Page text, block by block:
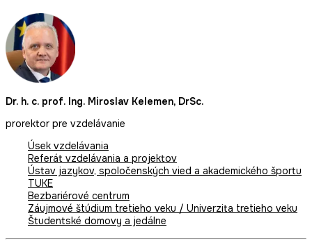
Dr. h. c. prof. Ing. Miroslav Kelemen, DrSc.
prorektor pre vzdelávanie
Úsek vzdelávania
Referát vzdelávania a projektov
Ústav jazykov, spoločenských vied a akademického športu
TUKE
Bezbariérové centrum
Záujmové štúdium tretieho veku / Univerzita tretieho veku
Študentské domovy a jedálne